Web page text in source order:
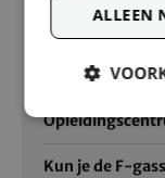
Kun je de F-
ALLEEN